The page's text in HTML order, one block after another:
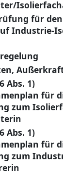
für den
Industrie-
Abs. 1)
für
zum
Abs. 1)
für
zum